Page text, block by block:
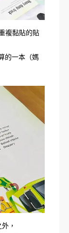
複黏貼的貼
的一本（媽
外，